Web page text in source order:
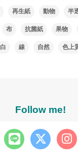
再生紙 動物 半
布 抗菌紙 果物
白 線 自然 色上
Follow me!